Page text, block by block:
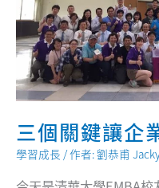
三個關鍵讓企
學習成長 / 作者:劉恭甫